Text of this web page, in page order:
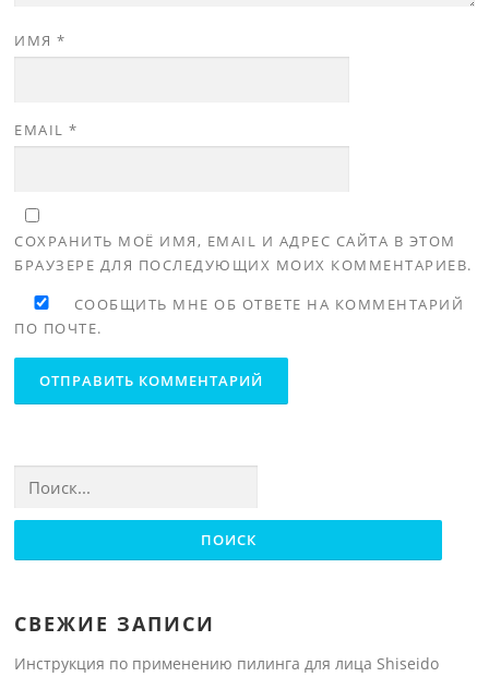
ИМЯ*
EMAIL*
СОХРАНИТЬ МОЁ ИМЯ, EMAIL И АДРЕС САЙТА В ЭТОМ
БРАУЗЕРЕ ДЛЯ ПОСЛЕДУЮЩИХ МОИХ КОММЕНТАРИЕВ.
СООБЩИТЬ МНЕ ОБ ОТВЕТЕ НА КОММЕНТАРИЙ
ПО ПОЧТЕ.
СВЕЖИЕ ЗАПИСИ
Инструкция по применению пилинга для лица Shiseido